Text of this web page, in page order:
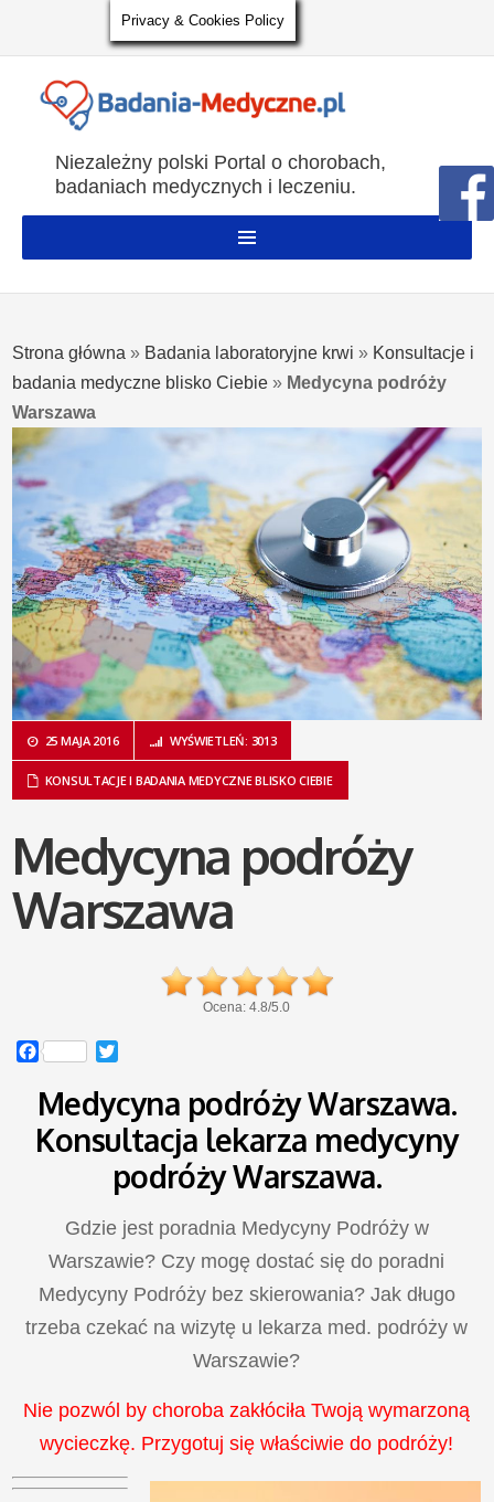
Niezależny polski Portal o chorobach,
badaniach medycznych i leczeniu.
Strona główna » Badania laboratoryjne krwi » Konsultacje i
badania medyczne blisko Ciebie » Medycyna podróży
Warszawa
25 MAJA 2016 WYŚWIETLEŃ: 3013
KONSULTACJE I BADANIA MEDYCZNE BLISKO CIEBIE
Medycyna podróży
Warszawa
Ocena:4.8/5.0
Facebook
Medycyna podróży Warszawa.
Konsultacja lekarza medycyny
podróży Warszawa.
Gdzie jest poradnia Medycyny Podróży w
Warszawie? Czy mogę dostać się do poradni
Medycyny Podróży bez skierowania? Jak długo
trzeba czekać na wizytę u lekarza med. podróży w
Warszawie?
Nie pozwól by choroba zakłóciła Twoją wymarzoną
wycieczkę. Przygotuj się właściwie do podróży!
Privacy & Cookies Policy